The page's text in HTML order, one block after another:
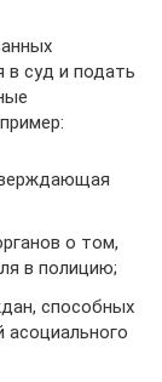
в суд и подать
о том,
в полицию;
способных
асоциального